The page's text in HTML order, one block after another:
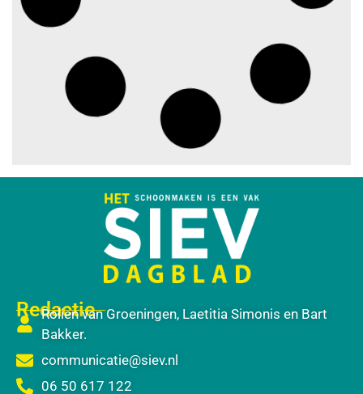
Redactie
Rolien van Groeningen, Laetitia Simonis en Bart
Bakker.
communicatie@siev.nl
06 50 617 122